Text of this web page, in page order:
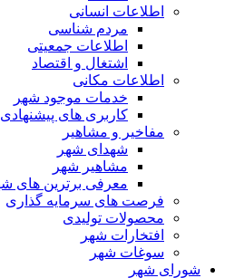
اطلاعات انسانی
مردم شناسی
اطلاعات جمعیتی
اشتغال و اقتصاد
اطلاعات مکانی
خدمات موجود شهر
کاربری های پیشنهادی طرح جامع
مفاخیر و مشاهیر
شهدای شهر
مشاهیر شهر
معرفی برترین های شهر
فرصت های سرمایه گذاری
محصولات تولیدی
افتخارات شهر
سوغات شهر
شهر